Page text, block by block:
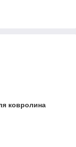
ковролина